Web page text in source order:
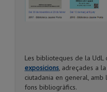
Les biblioteques de la
exposicions, adreçades a
ciutadania en general,
fons bibliogràfics.